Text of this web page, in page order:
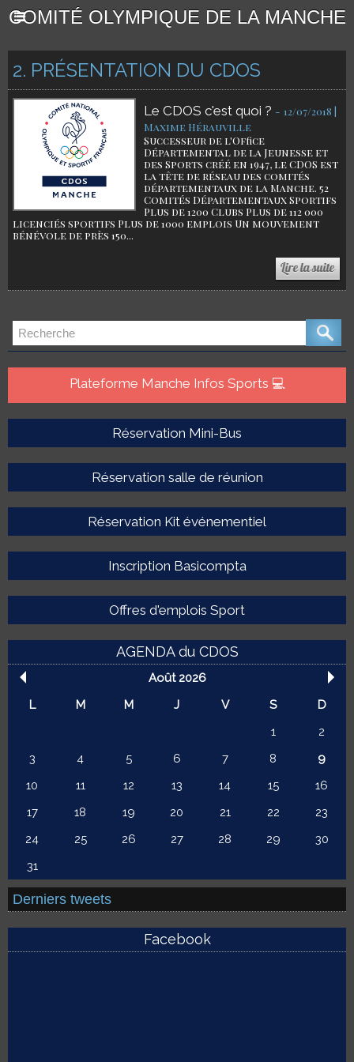
COMITÉ OLYMPIQUE DE LA MANCHE
2. PRÉSENTATION DU CDOS
Le CDOS c'est quoi ? - 12/07/2018 |
Maxime Hérauville
Successeur de l'Office
Départemental de la Jeunesse et
des Sports créé en 1947, le CDOS est
la tête de réseau des comités
départementaux de la Manche. 52
Comités Départementaux Sportifs
Plus de 1200 Clubs Plus de 112 000
licenciés sportifs Plus de 1000 emplois Un mouvement
bénévole de près 150...
Plateforme Manche Infos Sports 💻
Réservation Mini-Bus
Réservation salle de réunion
Réservation Kit événementiel
Inscription Basicompta
Offres d'emplois Sport
AGENDA du CDOS
Août 2026
L
M M J V S
D
1
2
3
4 5 6 7 8
9
10
11 12 13 14 15
16
17
18 19 20 21 22
23
24
25 26 27 28 29
30
31
Derniers tweets
Facebook